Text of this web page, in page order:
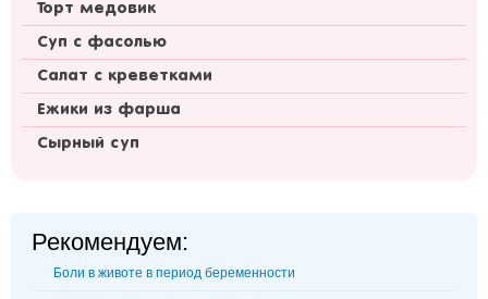
Торт медовик
Суп с фасолью
Салат с креветками
Ежики из фарша
Сырный суп
Рекомендуем:
Боли в животе в период беременности